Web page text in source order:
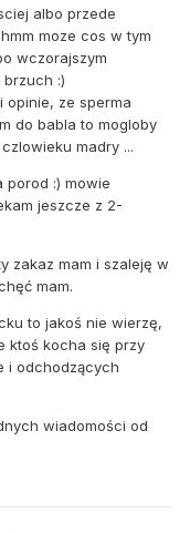
albo przede
moze cos w tym
wczorajszym
:)
opinie, ze sperma
do babla to mogloby
madry ...
porod :) mowie
jeszcze z 2-
zakaz mam i szaleję w
mam.
to jakoś nie wierzę,
ktoś kocha się przy
i odchodzących
wiadomości od